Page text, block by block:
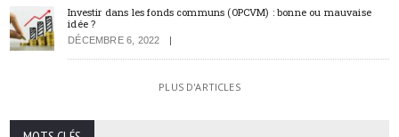
Investir dans les fonds communs (OPCVM) : bonne ou mauvaise
idée ?
DÉCEMBRE 6, 2022
PLUS D'ARTICLES